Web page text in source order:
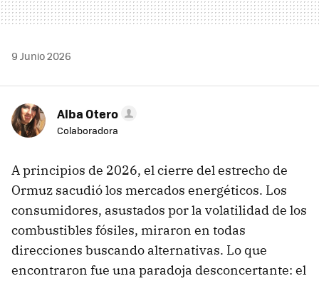
9 Junio 2026
Alba Otero
Colaboradora
A principios de 2026, el cierre del estrecho de
Ormuz sacudió los mercados energéticos. Los
consumidores, asustados por la volatilidad de los
combustibles fósiles, miraron en todas
direcciones buscando alternativas. Lo que
encontraron fue una paradoja desconcertante: el